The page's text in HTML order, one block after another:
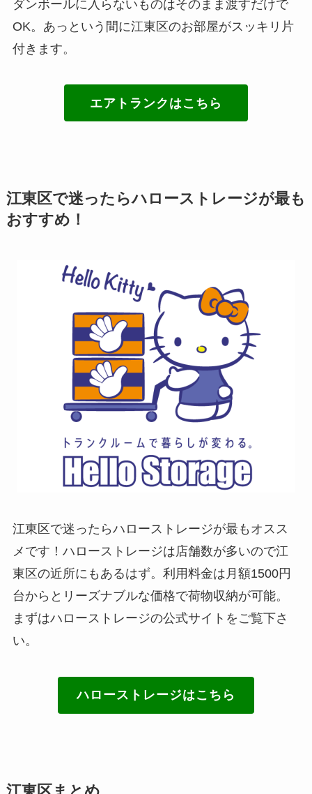
ダンボールに入らないものはそのまま渡すだけで
OK。あっという間に江東区のお部屋がスッキリ片
付きます。
エアトランクはこちら
江東区で迷ったらハローストレージが最も
おすすめ！
江東区で迷ったらハローストレージが最もオスス
メです！ハローストレージは店舗数が多いので江
東区の近所にもあるはず。利用料金は月額1500円
台からとリーズナブルな価格で荷物収納が可能。
まずはハローストレージの公式サイトをご覧下さ
い。
ハローストレージはこちら